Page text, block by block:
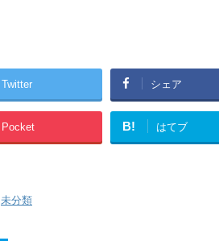
Twitter シェア
Pocket B! はてブ
未分類